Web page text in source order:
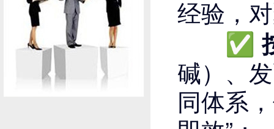
经验，
✅
碱）、
同体系